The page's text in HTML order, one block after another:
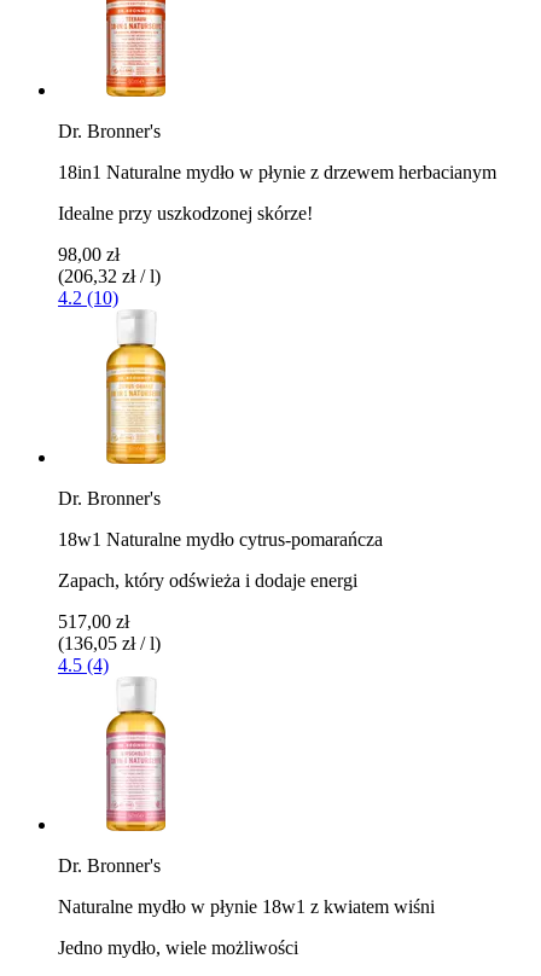
Dr. Bronner's
18in1 Naturalne mydło w płynie z drzewem herbacianym
Idealne przy uszkodzonej skórze!
98,00 zł
(206,32 zł / l)
4.2 (10)
Dr. Bronner's
18w1 Naturalne mydło cytrus-pomarańcza
Zapach, który odświeża i dodaje energi
517,00 zł
(136,05 zł / l)
4.5 (4)
Dr. Bronner's
Naturalne mydło w płynie 18w1 z kwiatem wiśni
Jedno mydło, wiele możliwości